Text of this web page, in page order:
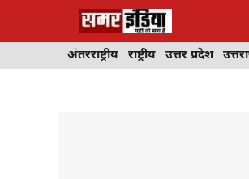
अंतरराष्ट्रीय राष्ट्रीय उत्तर प्रदेश